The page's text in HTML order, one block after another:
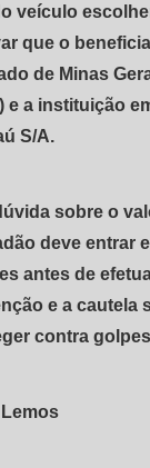
veículo
que o
de Minas
e a instituição
S/A.
sobre o
deve entrar
antes de
e a cautela
contra